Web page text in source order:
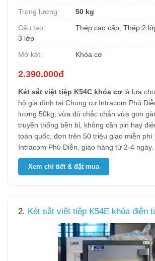
Trọng lượng:
50 kg
Cấu tạo:
Thép cao cấp, Thép 2
3 lớp
Mở két:
Khóa cơ
2.390.000đ
Két sắt việt tiệp K54C khóa cơ là lựa
hộ gia đình tại Chung cư Intracom Phú
lượng 50kg, vừa đủ chắc chắn vừa gọn
truyền thống bền bỉ, không cần pin hay
toàn quốc, đơn trên 50 triệu giao miễn phí
Intracom Phú Diễn, giao hàng từ 2-4 ngày.
Xem chi tiết & đặt mua
2. Két sắt việt tiệp K54E khóa điện